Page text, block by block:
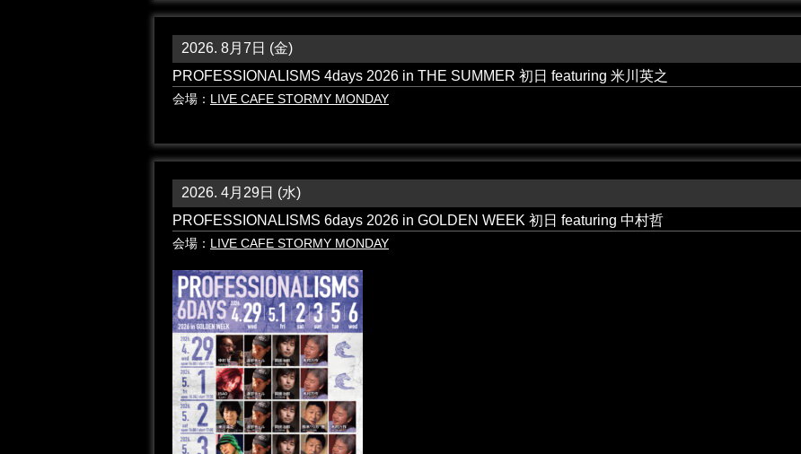
2026. 8月7日 (金)
PROFESSIONALISMS 4days 2026 in THE SUMMER 初日 featuring 米川英之
会場： LIVE CAFE STORMY MONDAY
2026. 4月29日 (水)
PROFESSIONALISMS 6days 2026 in GOLDEN WEEK 初日 featuring 中村哲
会場： LIVE CAFE STORMY MONDAY